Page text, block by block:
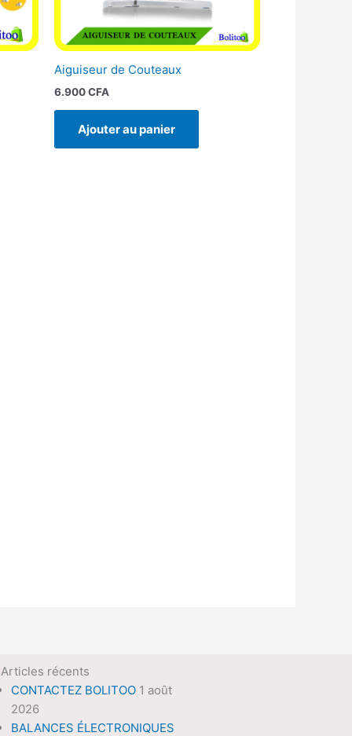
Aiguiseur de Couteaux
6.900CFA
Ajouter au panier
récents
CONTACTEZ BOLITOO 1 août
2026
BALANCES ÉLECTRONIQUES